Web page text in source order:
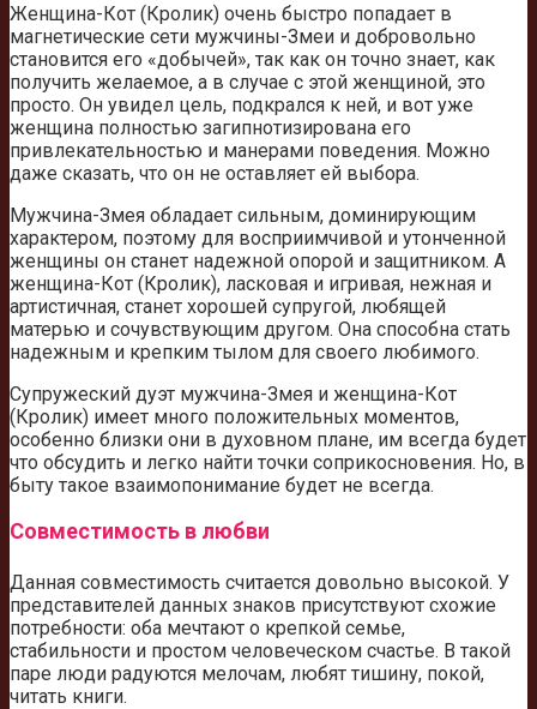
Женщина-Кот (Кролик) очень быстро попадает в
магнетические сети мужчины-Змеи и добровольно
становится его «добычей», так как он точно знает, как
получить желаемое, а в случае с этой женщиной, это
просто. Он увидел цель, подкрался к ней, и вот уже
женщина полностью загипнотизирована его
привлекательностью и манерами поведения. Можно
даже сказать, что он не оставляет ей выбора.
Мужчина-Змея обладает сильным, доминирующим
характером, поэтому для восприимчивой и утонченной
женщины он станет надежной опорой и защитником. А
женщина-Кот (Кролик), ласковая и игривая, нежная и
артистичная, станет хорошей супругой, любящей
матерью и сочувствующим другом. Она способна стать
надежным и крепким тылом для своего любимого.
Супружеский дуэт мужчина-Змея и женщина-Кот
(Кролик) имеет много положительных моментов,
особенно близки они в духовном плане, им всегда будет
что обсудить и легко найти точки соприкосновения. Но, в
быту такое взаимопонимание будет не всегда.
Совместимость в любви
Данная совместимость считается довольно высокой. У
представителей данных знаков присутствуют схожие
потребности: оба мечтают о крепкой семье,
стабильности и простом человеческом счастье. В такой
паре люди радуются мелочам, любят тишину, покой,
читать книги.